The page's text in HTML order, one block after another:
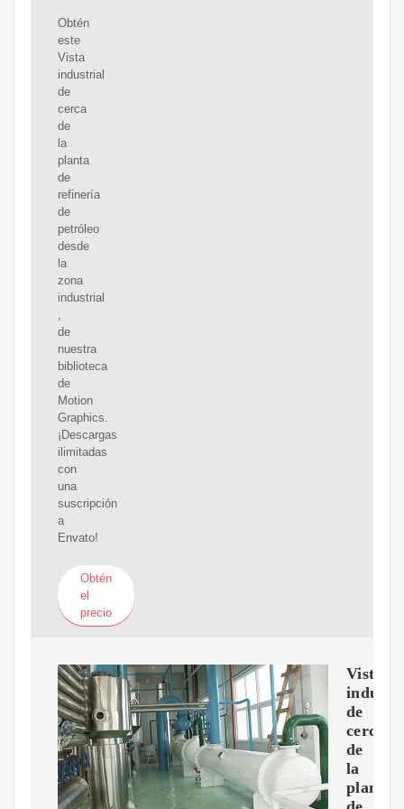
Obtén
este
Vista
industrial
de
cerca
de
la
planta
de
refinería
de
petróleo
desde
la
zona
industrial
,
de
nuestra
biblioteca
de
Motion
Graphics.
¡Descargas
ilimitadas
con
una
suscripción
a
Envato!
Obtén
el
precio
Vista
de
cerca
de
la
planta